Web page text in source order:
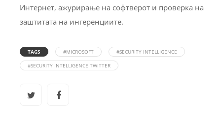
Интернет, ажурирање на софтверот и проверка на
заштитата на ингеренциите.
TAGS #MICROSOFT
#SECURITY INTELLIGENCE
#SECURITY INTELLIGENCE TWITTER